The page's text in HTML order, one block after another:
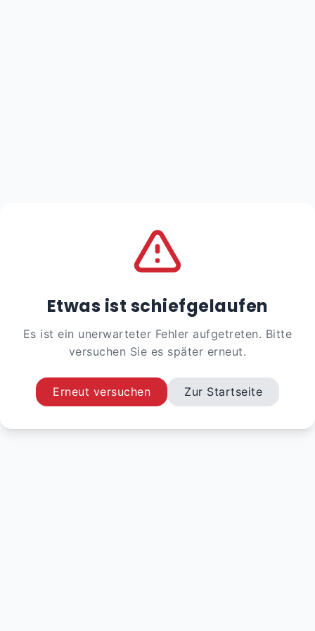
Etwas ist schiefgelaufen
Es ist ein unerwarteter Fehler aufgetreten. Bitte
versuchen Sie es später erneut.
Erneut versuchen Zur Startseite